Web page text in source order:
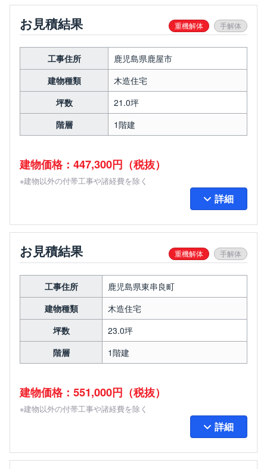
お見積結果 重機解体 手解体
工事住所
鹿児島県鹿屋市
建物種類
木造住宅
坪数
21.0坪
階層
1階建
建物価格：447,300円（税抜）
※建物以外の付帯工事や諸経費を除く
詳細
お見積結果 重機解体 手解体
工事住所
鹿児島県東串良町
建物種類
木造住宅
坪数
23.0坪
階層
1階建
建物価格：551,000円（税抜）
※建物以外の付帯工事や諸経費を除く
詳細